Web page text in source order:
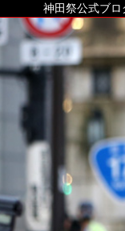
神田祭公式ブロ